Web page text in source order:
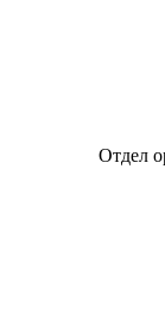
Отдел